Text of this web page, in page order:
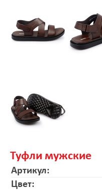
Туфли мужские
Артикул:
Цвет: